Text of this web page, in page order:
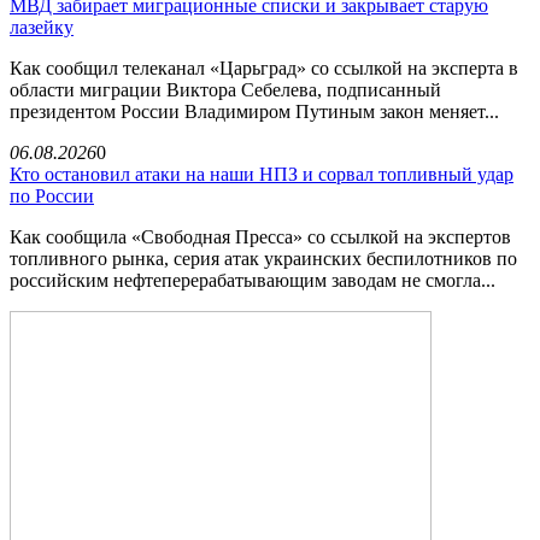
МВД забирает миграционные списки и закрывает старую
лазейку
Как сообщил телеканал «Царьград» со ссылкой на эксперта в
области миграции Виктора Себелева, подписанный
президентом России Владимиром Путиным закон меняет...
06.08.20260
Кто остановил атаки на наши НПЗ и сорвал топливный удар
по России
Как сообщила «Свободная Пресса» со ссылкой на экспертов
топливного рынка, серия атак украинских беспилотников по
российским нефтеперерабатывающим заводам не смогла...